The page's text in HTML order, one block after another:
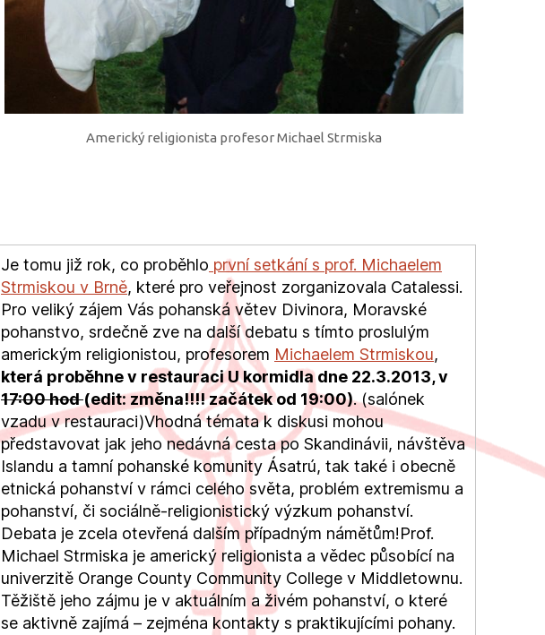
Americký religionista profesor Michael Strmiska
Je tomu již rok, co proběhlo první setkání s prof. Michaelem
Strmiskou v Brně, které pro veřejnost zorganizovala Catalessi.
Pro veliký zájem Vás pohanská větev Divinora, Moravské
pohanstvo, srdečně zve na další debatu s tímto proslulým
americkým religionistou, profesorem Michaelem Strmiskou,
která proběhne v restauraci U kormidla dne 22.3.2013, v
17:00 hod(edit: změna!!!! začátek od 19:00). (salónek
vzadu v restauraci)Vhodná témata k diskusi mohou
představovat jak jeho nedávná cesta po Skandinávii, návštěva
Islandu a tamní pohanské komunity Ásatrú, tak také i obecně
etnická pohanství v rámci celého světa, problém extremismu a
pohanství, či sociálně-religionistický výzkum pohanství.
Debata je zcela otevřená dalším případným námětům!Prof.
Michael Strmiska je americký religionista a vědec působící na
univerzitě Orange County Community College v Middletownu.
Těžiště jeho zájmu je v aktuálním a živém pohanství, o které
se aktivně zajímá – zejména kontakty s praktikujícími pohany.